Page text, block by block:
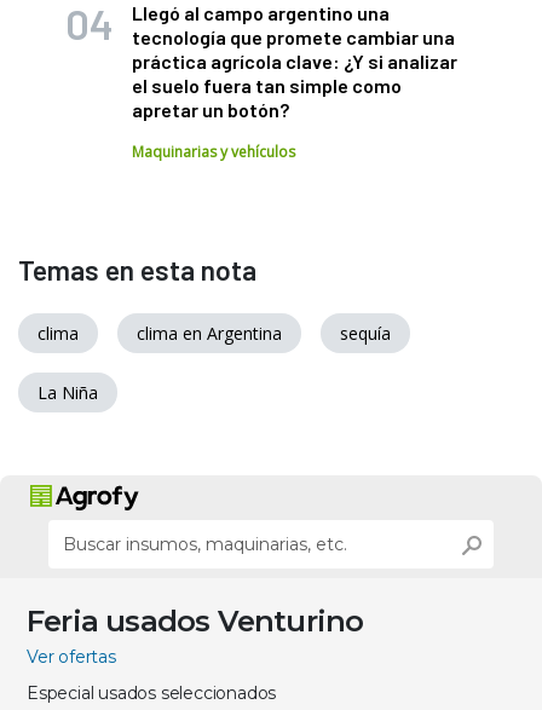
Llegó al campo argentino una
tecnología que promete cambiar una
práctica agrícola clave: ¿Y si analizar
el suelo fuera tan simple como
apretar un botón?
Maquinarias y vehículos
Temas en esta nota
clima clima en Argentina sequía
La Niña
Feria usados Venturino
Ver ofertas
Especial usados seleccionados